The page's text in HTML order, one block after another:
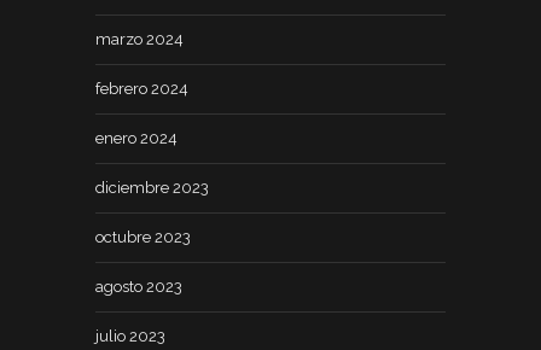
marzo 2024
febrero 2024
enero 2024
diciembre 2023
octubre 2023
agosto 2023
julio 2023